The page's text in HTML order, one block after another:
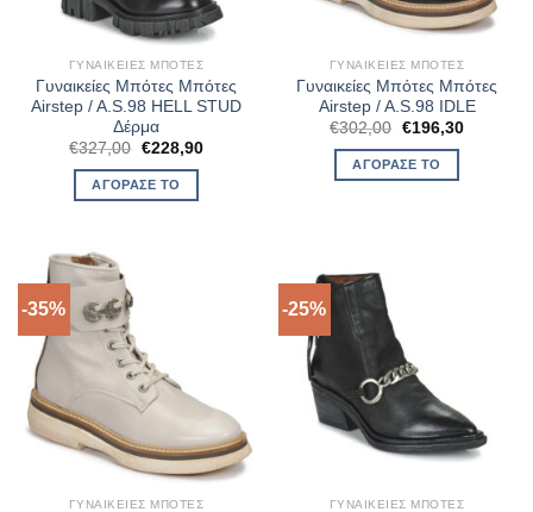
ΓΥΝΑΙΚΕΊΕΣ ΜΠΌΤΕΣ
Γυναικείες Μπότες Μπότες
Airstep / A.S.98 HELL STUD
Δέρμα
€327,00 Original
was:
€327,00.
€228,90Η
ΑΓΌΡΑΣΈ ΤΟ
ΓΥΝΑΙΚΕΊΕΣ ΜΠΌΤΕΣ
Γυναικείες Μπότες Μπότες
Airstep / A.S.98 IDLE
€302,00 Original
was:
€302,00.
€196,30Η
ΑΓΌΡΑΣΈ ΤΟ
-35%
ΓΥΝΑΙΚΕΊΕΣ ΜΠΌΤΕΣ
-25%
ΓΥΝΑΙΚΕΊΕΣ ΜΠΌΤΕΣ